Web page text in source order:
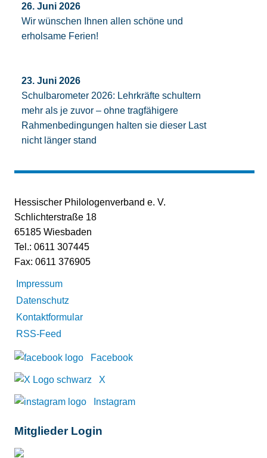
26. Juni 2026
Wir wünschen Ihnen allen schöne und
erholsame Ferien!
23. Juni 2026
Schulbarometer 2026: Lehrkräfte schultern
mehr als je zuvor – ohne tragfähigere
Rahmenbedingungen halten sie dieser Last
nicht länger stand
Hessischer Philologenverband e. V.
Schlichterstraße 18
65185 Wiesbaden
Tel.: 0611 307445
Fax: 0611 376905
Impressum
Datenschutz
Kontaktformular
RSS-Feed
Facebook
X
Instagram
Mitglieder Login